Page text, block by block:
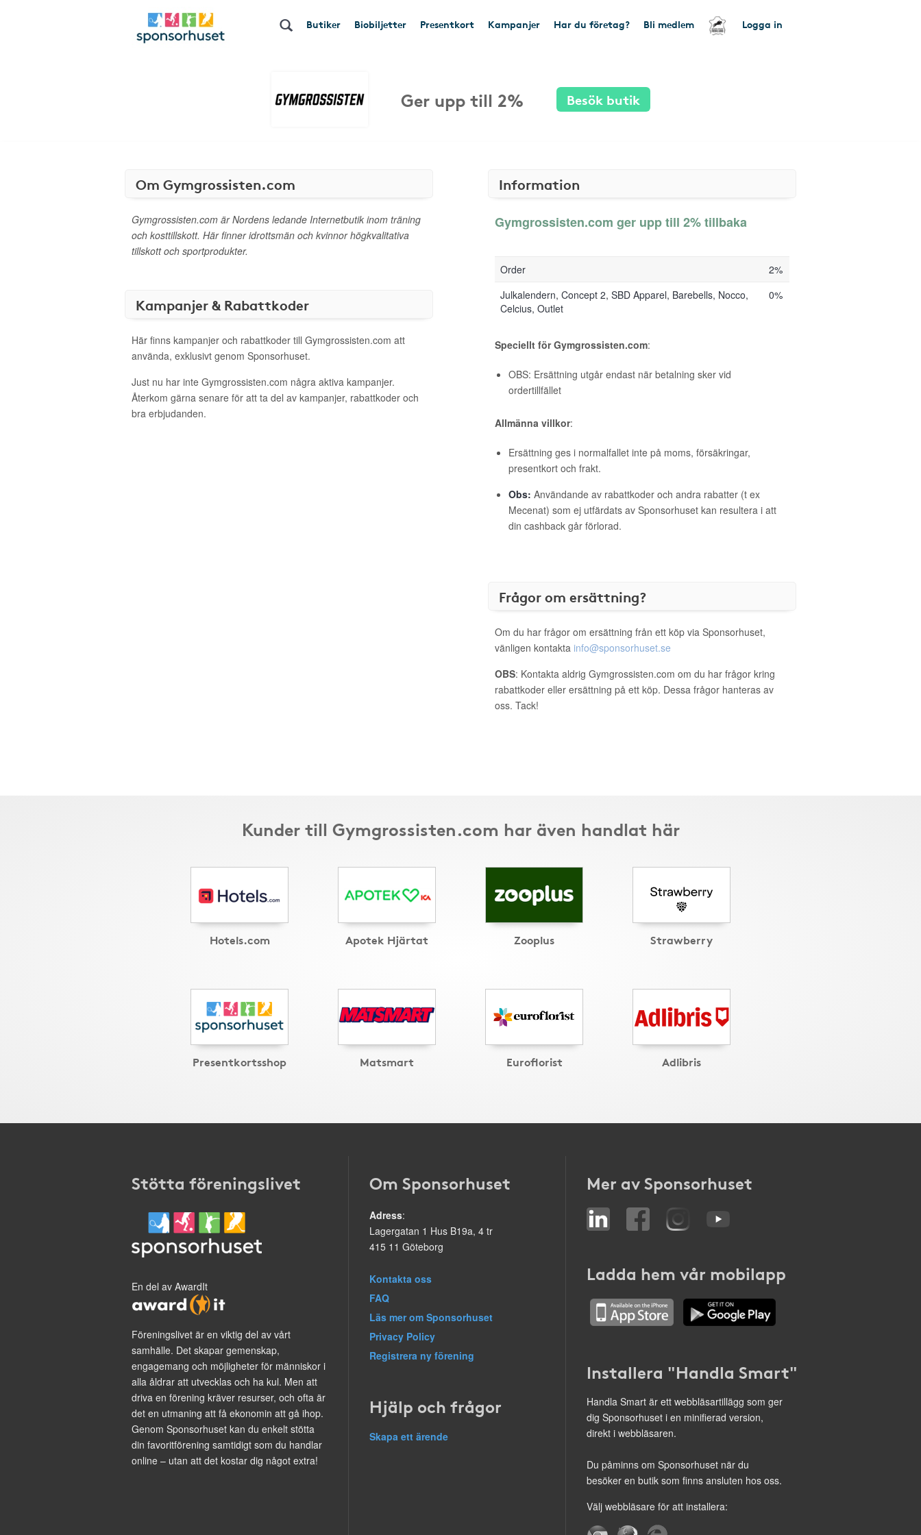
Butiker Biobiljetter Presentkort Kampanjer Har du företag? Bli medlem Logga in
Ger upp till 2% Besök butik
Om Gymgrossisten.com
Gymgrossisten.com är Nordens ledande Internetbutik inom träning
och kosttillskott. Här finner idrottsmän och kvinnor högkvalitativa
tillskott och sportprodukter.
Kampanjer & Rabattkoder
Här finns kampanjer och rabattkoder till Gymgrossisten.com att
använda, exklusivt genom Sponsorhuset.
Just nu har inte Gymgrossisten.com några aktiva kampanjer.
Återkom gärna senare för att ta del av kampanjer, rabattkoder och
bra erbjudanden.
Information
Gymgrossisten.com ger upp till 2% tillbaka
Order
2%
Julkalendern, Concept 2, SBD Apparel, Barebells, Nocco,
Celcius, Outlet
0%
Speciellt för Gymgrossisten.com:
OBS: Ersättning utgår endast när betalning sker vid
ordertillfället
Allmänna villkor:
Ersättning ges i normalfallet inte på moms, försäkringar,
presentkort och frakt.
Obs: Användande av rabattkoder och andra rabatter (t ex
Mecenat) som ej utfärdats av Sponsorhuset kan resultera i att
din cashback går förlorad.
Frågor om ersättning?
Om du har frågor om ersättning från ett köp via Sponsorhuset,
vänligen kontakta info@sponsorhuset.se
OBS: Kontakta aldrig Gymgrossisten.com om du har frågor kring
rabattkoder eller ersättning på ett köp. Dessa frågor hanteras av
oss. Tack!
Kunder till Gymgrossisten.com har även handlat här
Hotels.com Apotek Hjärtat Zooplus Strawberry
Presentkortsshop Matsmart Euroflorist Adlibris
Stötta föreningslivet
En del av AwardIt
Föreningslivet är en viktig del av vårt
samhälle. Det skapar gemenskap,
engagemang och möjligheter för människor i
alla åldrar att utvecklas och ha kul. Men att
driva en förening kräver resurser, och ofta är
det en utmaning att få ekonomin att gå ihop.
Genom Sponsorhuset kan du enkelt stötta
din favoritförening samtidigt som du handlar
online – utan att det kostar dig något extra!
Om Sponsorhuset
Adress:
Lagergatan 1 Hus B19a, 4 tr
415 11 Göteborg
Kontakta oss
FAQ
Läs mer om Sponsorhuset
Privacy Policy
Registrera ny förening
Hjälp och frågor
Skapa ett ärende
Mer av Sponsorhuset
Ladda hem vår mobilapp
Installera "Handla Smart"
Handla Smart är ett webbläsartillägg som ger
dig Sponsorhuset i en minifierad version,
direkt i webbläsaren.
Du påminns om Sponsorhuset när du
besöker en butik som finns ansluten hos oss.
Välj webbläsare för att installera: